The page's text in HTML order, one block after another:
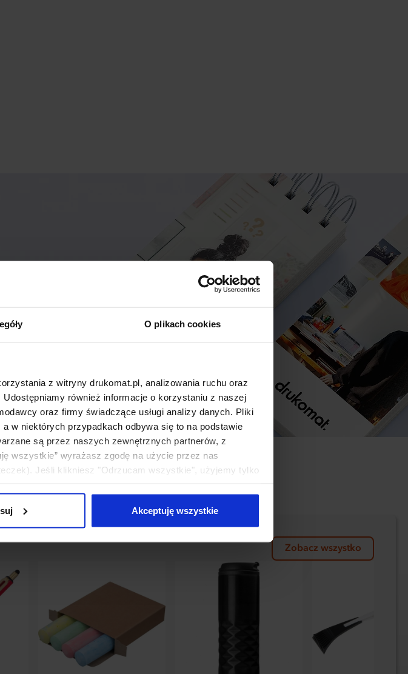
O plikach cookies
z witryny drukomat.pl, analizowania ruchu oraz
również informacje o korzystaniu z naszej
oraz firmy świadczące usługi analizy danych. Pliki
w niektórych przypadkach odbywa się to na podstawie
są przez naszych zewnętrznych partnerów, z
wszystkie” wyrażasz zgodę na użycie przez nas
Jeśli klikniesz "Odrzucam wszystkie", użyjemy tylko
Akceptuję wszystkie
Zobacz wszystko